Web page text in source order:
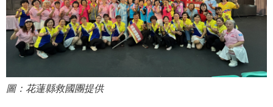
圖：花蓮縣救國團提供